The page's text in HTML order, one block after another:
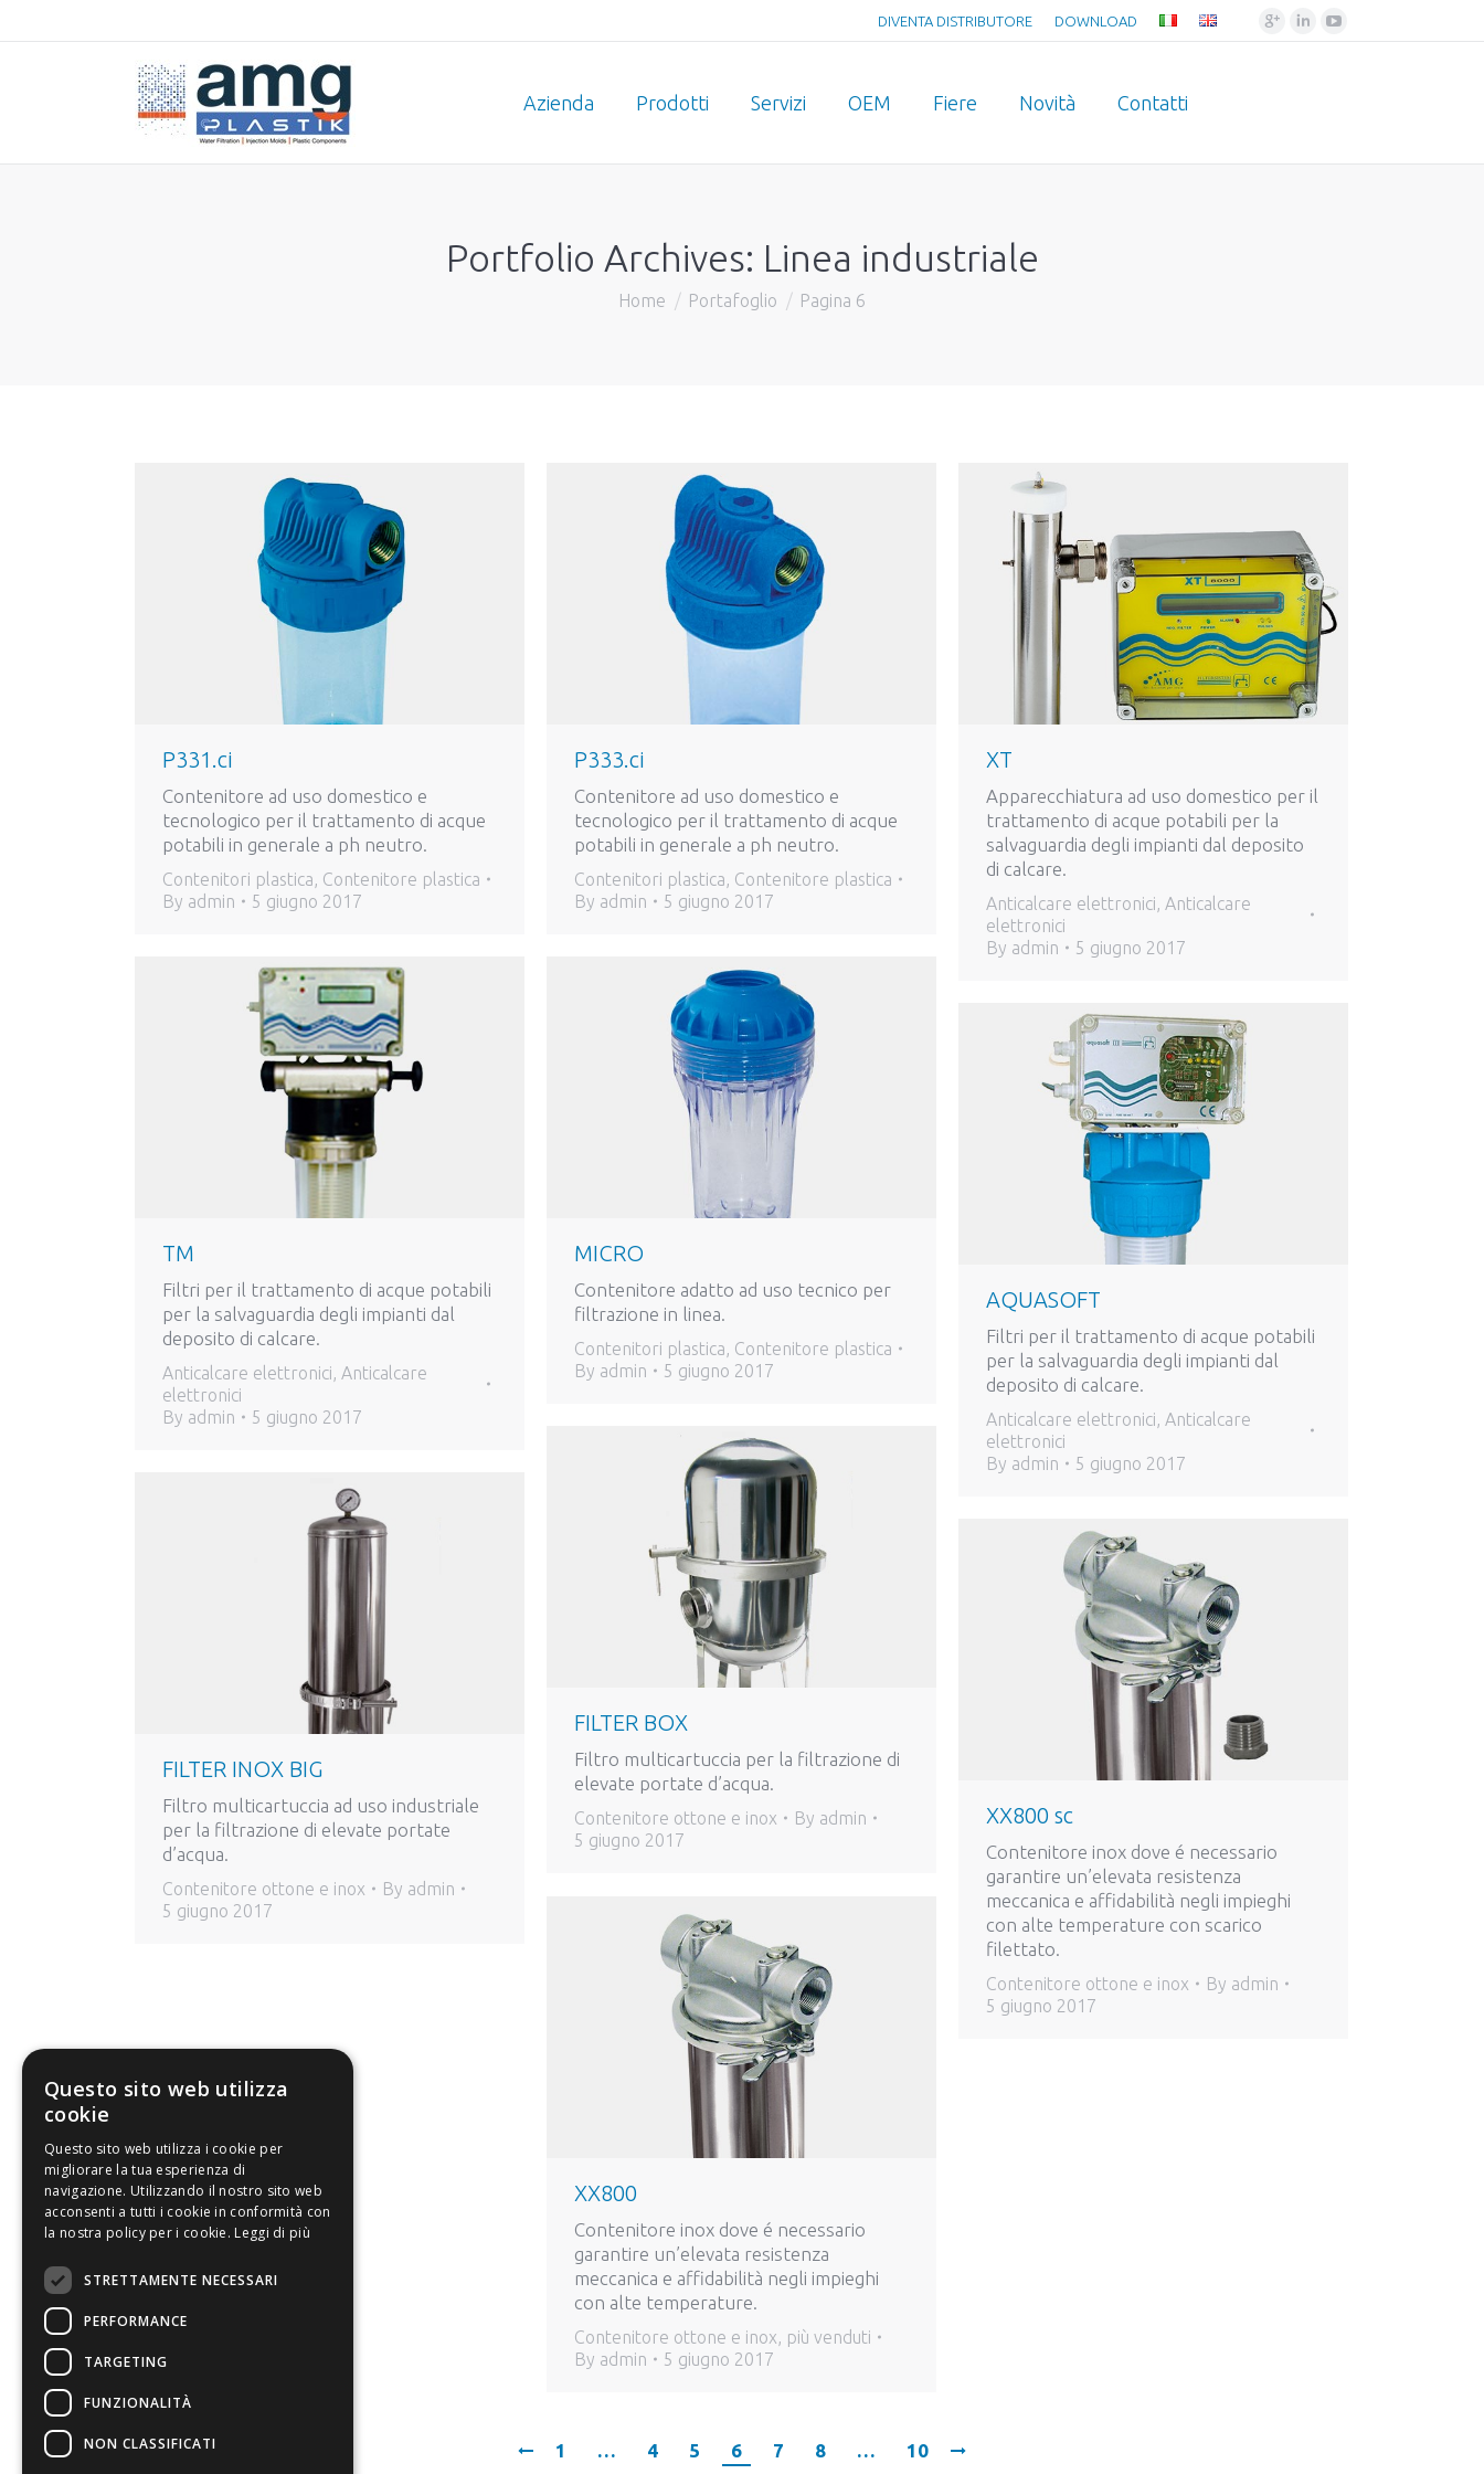
DIVENTA DISTRIBUTORE DOWNLOAD Google+
LinkedinYouTube
Azienda Prodotti Servizi OEM Fiere Novità Contatti
Portfolio Archives: Linea industriale
Home Portafoglio Pagina 6
P331.ci
Contenitore ad uso domestico e
tecnologico per il trattamento di acque
potabili in generale a ph neutro.
Contenitori plastica, Contenitore plastica
By admin 5 giugno 2017
P333.ci
Contenitore ad uso domestico e
tecnologico per il trattamento di acque
potabili in generale a ph neutro.
Contenitori plastica, Contenitore plastica
By admin 5 giugno 2017
XT
Apparecchiatura ad uso domestico per il
trattamento di acque potabili per la
salvaguardia degli impianti dal deposito
di calcare.
Anticalcare elettronici, Anticalcare
elettronici
By admin 5 giugno 2017
TM
Filtri per il trattamento di acque potabili
per la salvaguardia degli impianti dal
deposito di calcare.
Anticalcare elettronici, Anticalcare
elettronici
By admin 5 giugno 2017
MICRO
Contenitore adatto ad uso tecnico per
filtrazione in linea.
Contenitori plastica, Contenitore plastica
By admin 5 giugno 2017
AQUASOFT
Filtri per il trattamento di acque potabili
per la salvaguardia degli impianti dal
deposito di calcare.
Anticalcare elettronici, Anticalcare
elettronici
By admin 5 giugno 2017
FILTER BOX
Filtro multicartuccia per la filtrazione di
elevate portate d’acqua.
Contenitore ottone e inox By admin
5 giugno 2017
FILTER INOX BIG
Filtro multicartuccia ad uso industriale
per la filtrazione di elevate portate
d’acqua.
Contenitore ottone e inox By admin
5 giugno 2017
XX800 sc
Contenitore inox dove é necessario
garantire un’elevata resistenza
meccanica e affidabilità negli impieghi
con alte temperature con scarico
filettato.
Contenitore ottone e inox By admin
5 giugno 2017
XX800
Contenitore inox dove é necessario
garantire un’elevata resistenza
meccanica e affidabilità negli impieghi
con alte temperature.
Contenitore ottone e inox, più venduti
By admin 5 giugno 2017
1 … 4 5 6 7 8 … 10
Questo sito web utilizza
cookie
Questo sito web utilizza i cookie per
migliorare la tua esperienza di
navigazione. Utilizzando il nostro sito web
acconsenti a tutti i cookie in conformità con
la nostra policy per i cookie. Leggi di più
STRETTAMENTE NECESSARI
PERFORMANCE
TARGETING
FUNZIONALITÀ
NON CLASSIFICATI